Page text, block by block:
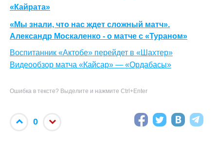
«Кайрата»
«Мы знали, что нас ждет сложный матч».
Александр Москаленко - о матче с «Тураном»
Воспитанник «Актобе» перейдет в «Шахтер»
Видеообзор матча «Кайсар» — «Ордабасы»
Ошибка в тексте? Выделите и нажмите Ctrl+Enter
0